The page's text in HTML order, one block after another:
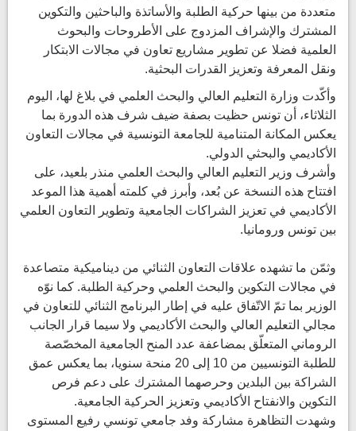
متعددة من بينها حركية الطلبة والأساتذة والباحثين والتكوين
المشترك والإشراف المزدوج على الأطروحات والبحوث
العلمية فضلا عن تطوير مشاريع تعاون في مجالات الابتكار
ونقل المعرفة وتعزيز القدرات البحثية.
وأكّدت وزارة التعليم العالي والبحث العلمي في بلاغ لها، اليوم
الثلاثاء، أن تونس حظيت بصفة ضيف شرف هذه الدورة بما
يعكس المكانة المتنامية للجامعة التونسية في مجالات التعاون
الأكاديمي والبحثي الدولي.
وأشرف وزير التعليم العالي والبحث العلمي منذر بلعيد، على
افتتاح هذه النسخة عن بُعد، وأبرز في كلمته أهمية هذا الموعد
الأكاديمي في تعزيز الشراكات الجامعية وتطوير التعاون العلمي
بين تونس ورومانيا.
وثمّن ما تشهده علاقات التعاون الثنائي من ديناميكية متصاعدة
في مجالات التكوين والبحث العلمي وحركية الطلبة. كما نوّه
الوزير بما تمّ الاتّفاق عليه في إطار البرنامج الثنائي للتعاون في
مجالي التعليم العالي والبحث الأكاديمي ولا سيما قرار الجانب
الروماني المتعلّق بمضاعفة عدد المنح الجامعية المخصّصة
للطلبة التونسيين من 10 إلى 20 منحة سنويا، بما يعكس عمق
الشراكة بين البلدين وحرصهما المشترك على دعم فرص
التكوين والانفتاح الأكاديمي وتعزيز الحركية الجامعية.
وشهدت التظاهرة مشاركة وفد جامعي تونسي رفيع المستوى